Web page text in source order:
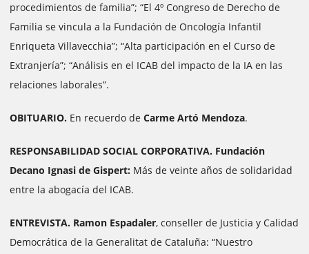
procedimientos de familia”; “El 4º Congreso de Derecho de
Familia se vincula a la Fundación de Oncología Infantil
Enriqueta Villavecchia”; “Alta participación en el Curso de
Extranjería”; “Análisis en el ICAB del impacto de la IA en las
relaciones laborales”.
OBITUARIO. En recuerdo de Carme Artó Mendoza.
RESPONSABILIDAD SOCIAL CORPORATIVA. Fundación
Decano Ignasi de Gispert: Más de veinte años de solidaridad
entre la abogacía del ICAB.
ENTREVISTA. Ramon Espadaler, conseller de Justicia y Calidad
Democrática de la Generalitat de Cataluña: “Nuestro